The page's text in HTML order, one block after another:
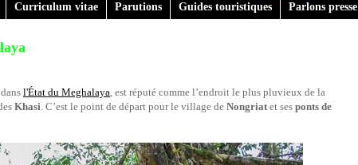
Curriculum vitae Parutions Guides touristiques Parlons presse
l'État du Meghalaya, est réputé comme l’endroit le plus pluvieux de la
Khasi. C’est le point de départ pour le village de Nongriatet ses ponts de